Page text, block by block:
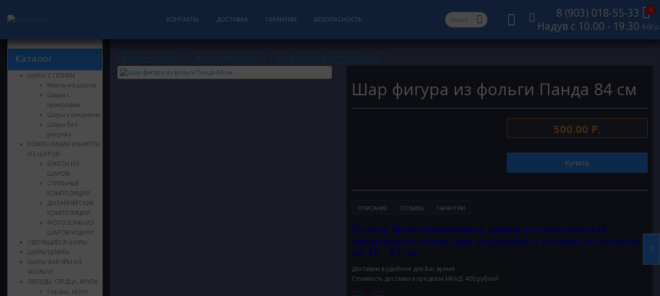
КОНТАКТЫ ДОСТАВКА ГАРАНТИИ БЕЗОПАСНОСТЬ
8 (903) 018-55-33
Надув с 10.00 - 19.30
0
0.00 р.
Каталог
ШАРЫ С ГЕЛИЕМ
Миксы из шаров
Шары с
приколами
Шары с рисунком
Шары без
рисунка
КОМПОЗИЦИИ И БУКЕТЫ
ИЗ ШАРОВ
БУКЕТЫ ИЗ
ШАРОВ
СТИЛЬНЫЕ
КОМПОЗИЦИИ
ДИЗАЙНЕРСКИЕ
КОМПОЗИЦИИ
ФОТОЗОНЫ ИЗ
ШАРОВ И ЦИФР
СВЕТЯЩИЕСЯ ШАРЫ
ШАРЫ ЦИФРЫ
ШАРЫ ФИГУРЫ ИЗ
ФОЛЬГИ
ЗВЕЗДЫ, СЕРДЦА, КРУГИ
Сердца, круги,
воздушные шары звезды, сердца, круги шар фигура из фольги панда 84 см
Шар фигура из фольги Панда 84 см
500.00 Р.
Купить
ОПИСАНИЕ ОТЗЫВЫ ГАРАНТИИ
Размер фольгированных шаров установленный
производителями, при надувании становится меньше
на 10 - 15 см.
Доставим в удобное для Вас время
Стоимость доставки в пределах МКАД: 400 рублей